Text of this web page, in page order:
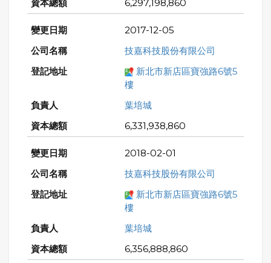
6,297,198,860
2017-12-05
技嘉科技股份有限公司
新北市新店區寶強路6號5
樓
葉培城
6,331,938,860
2018-02-01
技嘉科技股份有限公司
新北市新店區寶強路6號5
樓
葉培城
6,356,888,860